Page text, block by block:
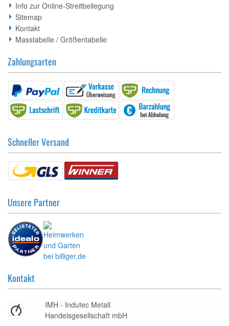
Info zur Online-Streitbeilegung
Sitemap
Kontakt
Masstabelle / Größentabelle
Zahlungsarten
Schneller Versand
Unsere Partner
Kontakt
IMH - Indutec Metall
Handelsgesellschaft mbH